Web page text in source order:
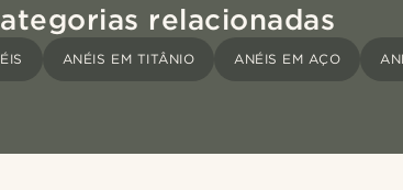
relacionadas
ANÉIS EM TITÂNIO ANÉIS EM AÇO